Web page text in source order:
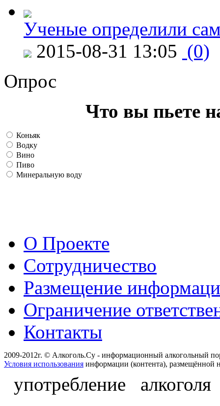
Ученые определили
2015-08-31 13:05 (0)
Опрос
Что вы пьете
Коньяк
Водку
Вино
Пиво
Минеральную воду
О Проекте
Сотрудничество
Размещение
Ограничение
Контакты
2009-2012г. © Алкоголь.Су - информационный алкогольный
Условия использования информации (контента), размещённой
употребление